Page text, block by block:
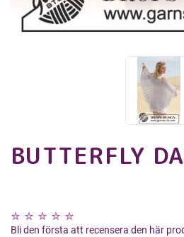
BUTTERFLY
Bli den första att recensera den här